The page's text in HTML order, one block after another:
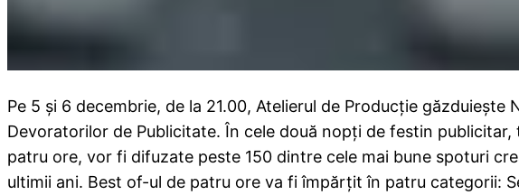
Pe 5 şi 6 decembrie, de la 21.00, Atelierul de Producţie găzduieşte
Devoratorilor de Publicitate. În cele două nopţi de festin publicitar,
patru ore, vor fi difuzate peste 150 dintre cele mai bune spoturi
ultimii ani. Best of-ul de patru ore va fi împărţit în patru categorii: